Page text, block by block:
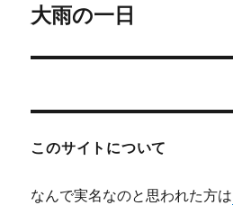
ー
シ
ン
次
投
大雨の一日
このサイトについて
なんで実名なのと思われた方は